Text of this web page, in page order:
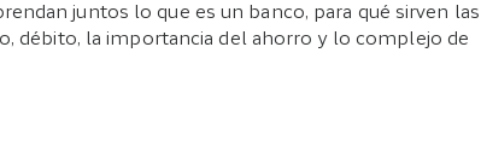
juntos lo que es un banco, para qué sirven las
débito, la importancia del ahorro y lo complejo de